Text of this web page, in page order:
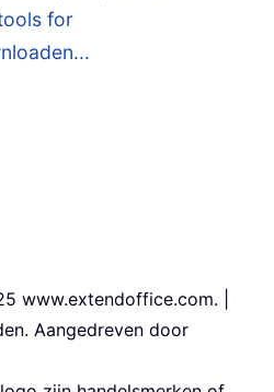
for
www.extendoffice.com. |
Aangedreven door